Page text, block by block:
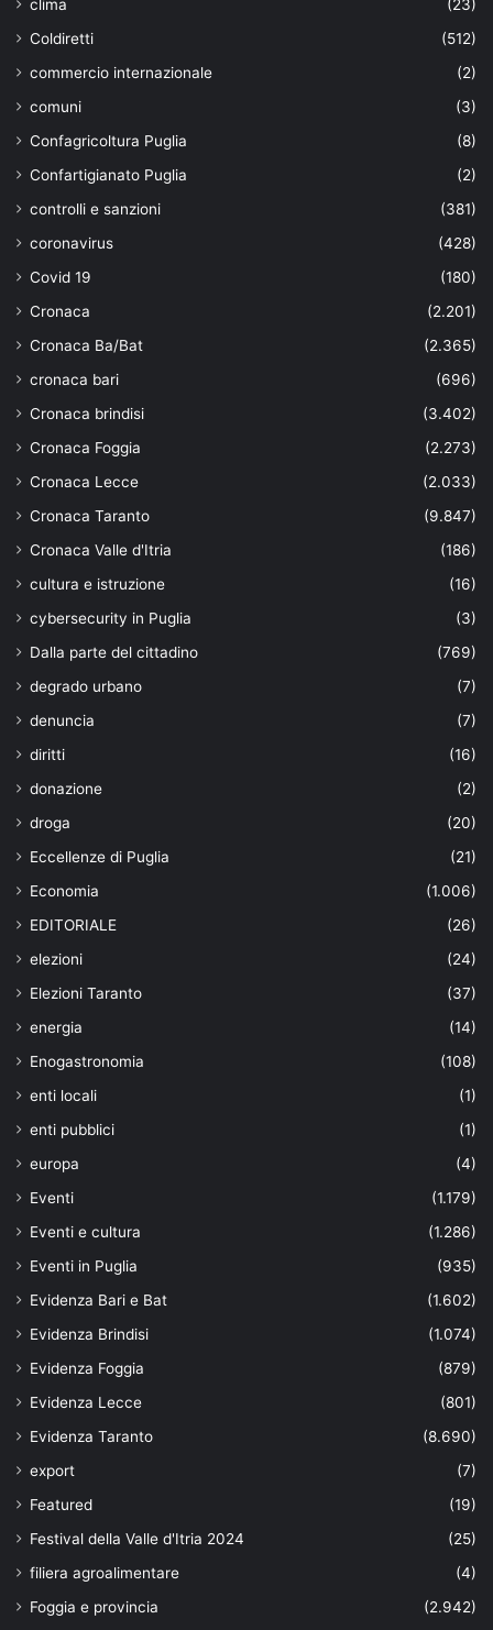
clima
(23)
Coldiretti
(512)
commercio internazionale
(2)
comuni
(3)
Confagricoltura Puglia
(8)
Confartigianato Puglia
(2)
controlli e sanzioni
(381)
coronavirus
(428)
Covid 19
(180)
Cronaca
(2.201)
Cronaca Ba/Bat
(2.365)
cronaca bari
(696)
Cronaca brindisi
(3.402)
Cronaca Foggia
(2.273)
Cronaca Lecce
(2.033)
Cronaca Taranto
(9.847)
Cronaca Valle d'Itria
(186)
cultura e istruzione
(16)
cybersecurity in Puglia
(3)
Dalla parte del cittadino
(769)
degrado urbano
(7)
denuncia
(7)
diritti
(16)
donazione
(2)
droga
(20)
Eccellenze di Puglia
(21)
Economia
(1.006)
EDITORIALE
(26)
elezioni
(24)
Elezioni Taranto
(37)
energia
(14)
Enogastronomia
(108)
enti locali
(1)
enti pubblici
(1)
europa
(4)
Eventi
(1.179)
Eventi e cultura
(1.286)
Eventi in Puglia
(935)
Evidenza Bari e Bat
(1.602)
Evidenza Brindisi
(1.074)
Evidenza Foggia
(879)
Evidenza Lecce
(801)
Evidenza Taranto
(8.690)
export
(7)
Featured
(19)
Festival della Valle d'Itria 2024
(25)
filiera agroalimentare
(4)
Foggia e provincia
(2.942)